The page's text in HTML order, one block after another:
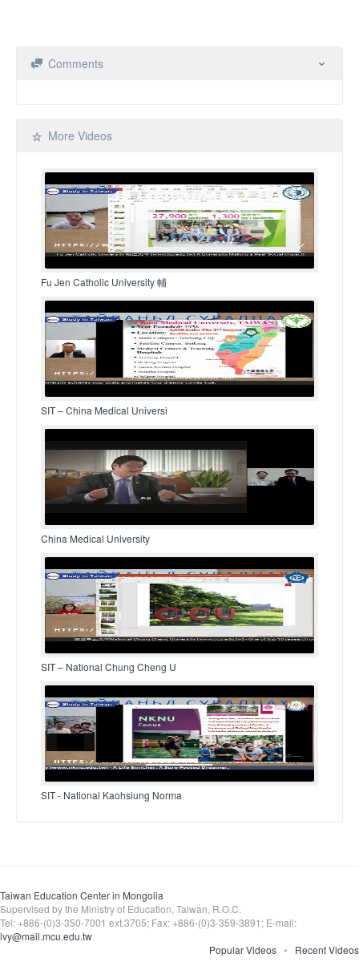
Comments
More Videos
Fu Jen Catholic University 輔
SIT – China Medical Universi
China Medical University
SIT – National Chung Cheng U
SIT - National Kaohsiung Norma
Taiwan Education Center in Mongolia
Supervised by the Ministry of Education, Taiwan, R.O.C.
Tel: +886-(0)3-350-7001 ext.3705; Fax: +886-(0)3-359-3891; E-mail:
ivy@mail.mcu.edu.tw
Popular Videos
Recent Videos